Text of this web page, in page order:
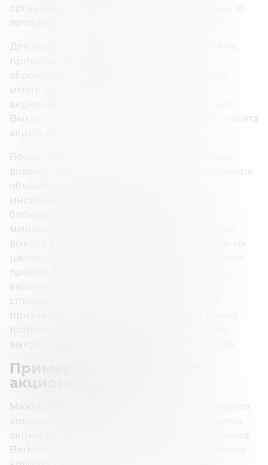
организаций (с целью получения прибыли от
продажи своей доли или всей компании).
Для выкупа сторонняя организация должна
приобрести более 50% находящихся в
обращении акций целевой компании или
иметь не менее 50% голосов текущих
акционеров, которые проголосуют за выкуп.
Выкуп — это приобретение контрольного пакета
акций компании.
Права миноритарных акционеров (которые
владеют менее, чем 50% акций) могут включать
объявление производных финансовых
инструментов. Эти действия фактически
блокируют завершение выкупа. Если
миноритарные акционеры считают условия
выкупа несправедливыми и желают выйти из
целевого бизнеса, они могут воспользоваться
правом оценки. Это позволяет определить,
является ли предложенная цена акций
справедливой. Если предложение будет
признано судом несправедливым, он может
потребовать от компании, инициирующей
выкуп, установить справедливую стоимость.
Пример мажоритарного
акционера
Мажоритарными акционерами часто являются
компании, владеющие контрольным пакетом
акций других компаний. Например, компания
Berkshire Hathaway, генеральным директором